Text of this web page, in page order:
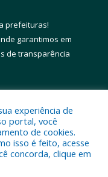
prefeituras!
garantimos em
de transparência
Municipal de Altamira.
experiência de
portal, você
de cookies.
isso é feito, acesse
concorda, clique em